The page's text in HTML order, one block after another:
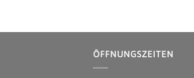
ÖFFNUNGSZEITEN